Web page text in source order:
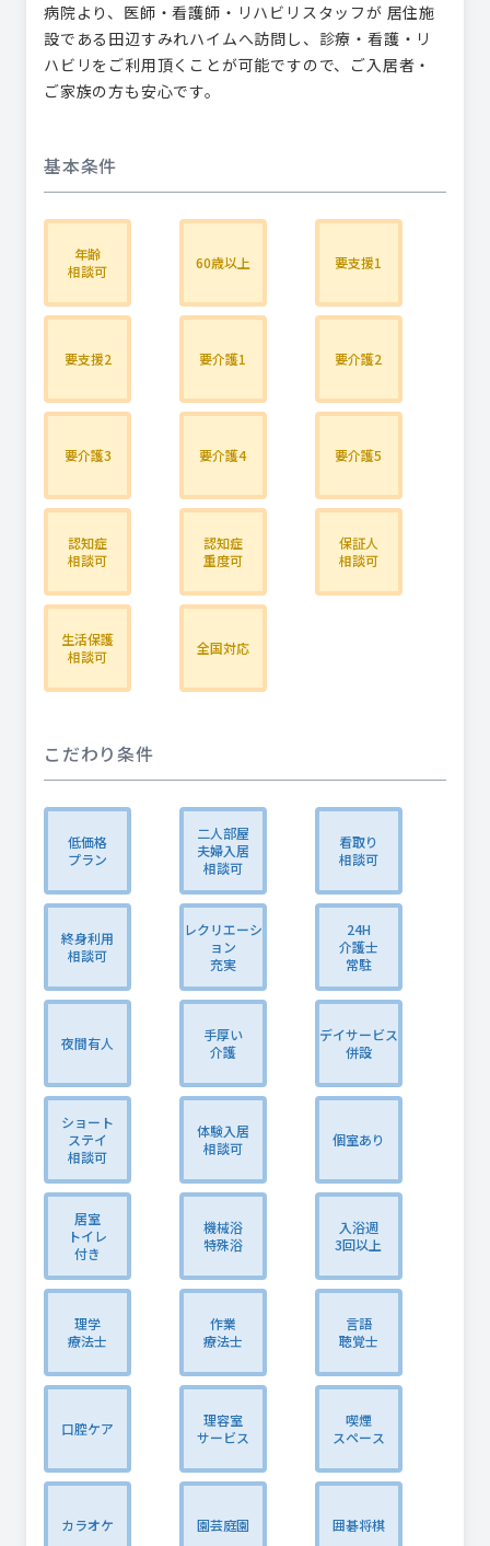
病院より、医師・看護師・リハビリスタッフが 居住施
設である田辺すみれハイムへ訪問し、診療・看護・リ
ハビリをご利用頂くことが可能ですので、ご入居者・
ご家族の方も安心です。
基本条件
年齢
相談可
60歳以上 要支援1
要支援2 要介護1 要介護2
要介護3 要介護4 要介護5
認知症
相談可
認知症
重度可
保証人
相談可
生活保護
相談可
全国対応
こだわり条件
低価格
プラン
二人部屋
夫婦入居
相談可
看取り
相談可
終身利用
相談可
レクリエーシ
ョン
充実
24H
介護士
常駐
夜間有人
手厚い
介護
デイサービス
併設
ショート
ステイ
相談可
体験入居
相談可
個室あり
居室
トイレ
付き
機械浴
特殊浴
入浴週
3回以上
理学
療法士
作業
療法士
言語
聴覚士
口腔ケア
理容室
サービス
喫煙
スペース
カラオケ 園芸庭園 囲碁将棋